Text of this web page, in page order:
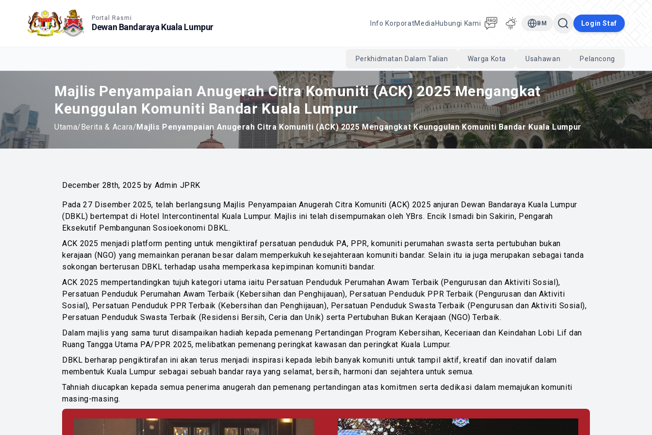
Portal Rasmi
Dewan Bandaraya Kuala Lumpur Info KorporatMedia Hubungi Kami BM Login Staf
Cari
Perkhidmatan Dalam Talian Warga Kota Usahawan Pelancong
Majlis Penyampaian Anugerah Citra Komuniti (ACK) 2025 Mengangkat
Keunggulan Komuniti Bandar Kuala Lumpur
Utama/Berita & Acara/Majlis Penyampaian Anugerah Citra Komuniti (ACK) 2025 Mengangkat Keunggulan Komuniti Bandar Kuala Lumpur
December 28th, 2025 by Admin JPRK
Pada 27 Disember 2025, telah berlangsung Majlis Penyampaian Anugerah Citra Komuniti (ACK) 2025 anjuran Dewan Bandaraya Kuala Lumpur
(DBKL) bertempat di Hotel Intercontinental Kuala Lumpur. Majlis ini telah disempurnakan oleh YBrs. Encik Ismadi bin Sakirin, Pengarah
Eksekutif Pembangunan Sosioekonomi DBKL.
ACK 2025 menjadi platform penting untuk mengiktiraf persatuan penduduk PA, PPR, komuniti perumahan swasta serta pertubuhan bukan
kerajaan (NGO) yang memainkan peranan besar dalam memperkukuh kesejahteraan komuniti bandar. Selain itu ia juga merupakan sebagai tanda
sokongan berterusan DBKL terhadap usaha memperkasa kepimpinan komuniti bandar.
ACK 2025 mempertandingkan tujuh kategori utama iaitu Persatuan Penduduk Perumahan Awam Terbaik (Pengurusan dan Aktiviti Sosial),
Persatuan Penduduk Perumahan Awam Terbaik (Kebersihan dan Penghijauan), Persatuan Penduduk PPR Terbaik (Pengurusan dan Aktiviti
Sosial), Persatuan Penduduk PPR Terbaik (Kebersihan dan Penghijauan), Persatuan Penduduk Swasta Terbaik (Pengurusan dan Aktiviti Sosial),
Persatuan Penduduk Swasta Terbaik (Residensi Bersih, Ceria dan Unik) serta Pertubuhan Bukan Kerajaan (NGO) Terbaik.
Dalam majlis yang sama turut disampaikan hadiah kepada pemenang Pertandingan Program Kebersihan, Keceriaan dan Keindahan Lobi Lif dan
Ruang Tangga Utama PA/PPR 2025, melibatkan pemenang peringkat kawasan dan peringkat Kuala Lumpur.
DBKL berharap pengiktirafan ini akan terus menjadi inspirasi kepada lebih banyak komuniti untuk tampil aktif, kreatif dan inovatif dalam
membentuk Kuala Lumpur sebagai sebuah bandar raya yang selamat, bersih, harmoni dan sejahtera untuk semua.
Tahniah diucapkan kepada semua penerima anugerah dan pemenang pertandingan atas komitmen serta dedikasi dalam memajukan komuniti
masing-masing.